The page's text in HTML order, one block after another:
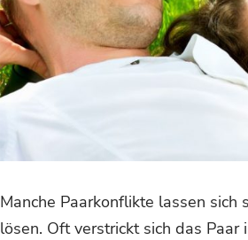
Manche Paarkonflikte lassen
lösen. Oft verstrickt sich das Paar